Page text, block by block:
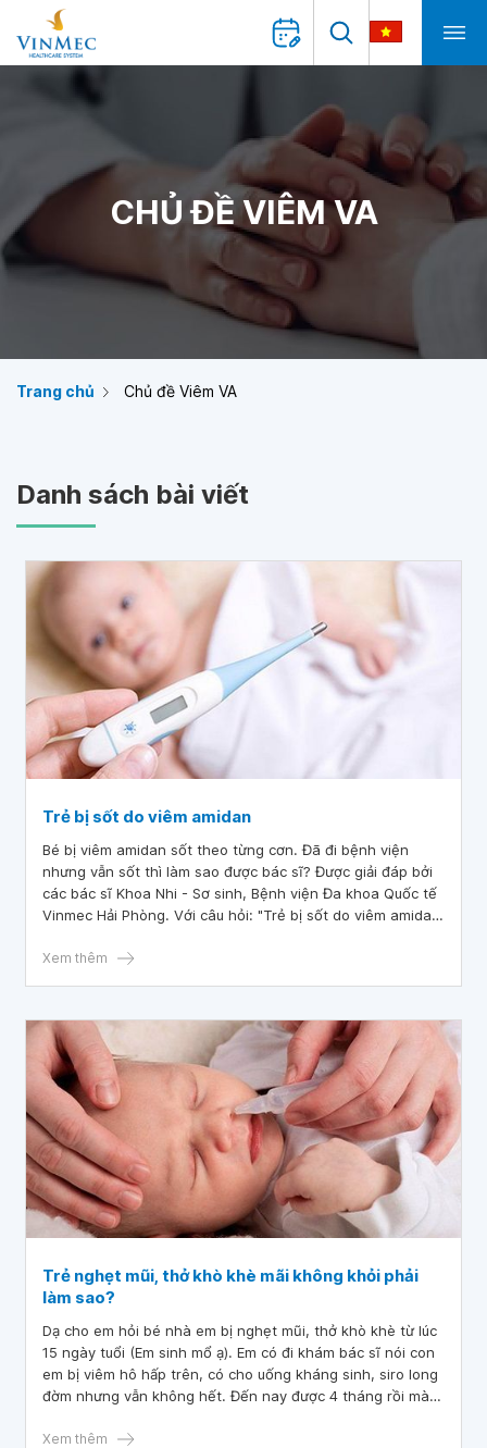
CHỦ ĐỀ VIÊM VA
Trang chủ Chủ đề Viêm VA
Danh sách bài viết
Trẻ bị sốt do viêm amidan
Bé bị viêm amidan sốt theo từng cơn. Đã đi bệnh viện
nhưng vẫn sốt thì làm sao được bác sĩ? Được giải đáp bởi
các bác sĩ Khoa Nhi - Sơ sinh, Bệnh viện Đa khoa Quốc tế
Vinmec Hải Phòng. Với câu hỏi: "Trẻ bị sốt do viêm amidan
Xem thêm
Trẻ nghẹt mũi, thở khò khè mãi không khỏi phải
làm sao?
Dạ cho em hỏi bé nhà em bị nghẹt mũi, thở khò khè từ lúc
15 ngày tuổi (Em sinh mổ ạ). Em có đi khám bác sĩ nói con
em bị viêm hô hấp trên, có cho uống kháng sinh, siro long
đờm nhưng vẫn không hết. Đến nay được 4 tháng rồi mà
Xem thêm